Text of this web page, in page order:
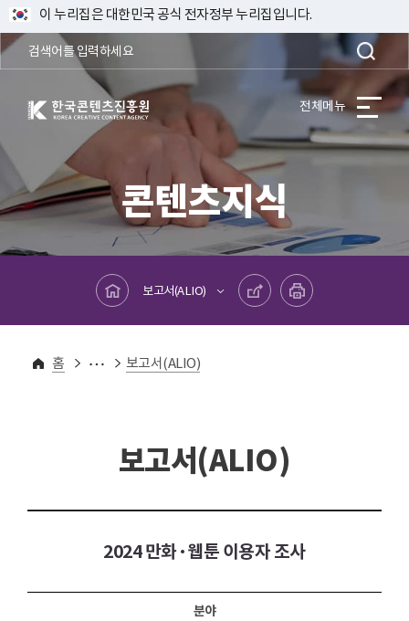
이 누리집은 대한민국 공식 전자정부 누리집입니다.
한국콘텐츠진흥원 KOREA CREATIVE CONTENT AGENCY 전체메뉴
콘텐츠지식
메인페이지로 바로가기
보고서(ALIO)
공유하기 프린트하기
홈
콘텐츠지식
연구보고서 보고서(ALIO)
보고서(ALIO)
2024 만화·웹툰 이용자 조사
분야